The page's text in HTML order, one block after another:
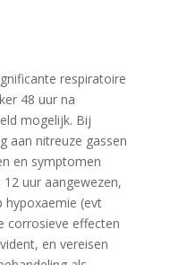
respiratoire
48 uur na
mogelijk. Bij
aan nitreuze gassen
en symptomen
uur aangewezen,
(evt
corrosieve effecten
en vereisen